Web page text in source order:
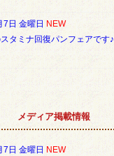
日 金曜日 NEW
タミナ回復パンフェアです♪
メディア掲載情報
日 金曜日 NEW